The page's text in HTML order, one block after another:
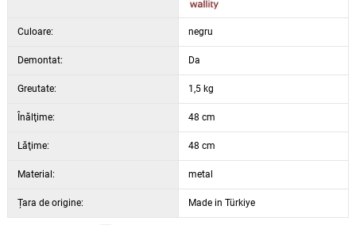
Culoare: negru
Demontat: Da
Greutate: 1,5 kg
Înălţime: 48 cm
Lăţime: 48 cm
Material: metal
Țara de origine: Made in Türkiye